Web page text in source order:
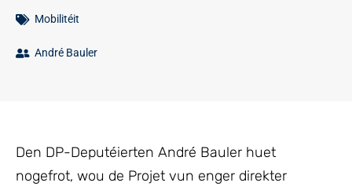
Mobilitéit
André Bauler
Den DP-Deputéierten André Bauler huet
nogefrot, wou de Projet vun enger direkter